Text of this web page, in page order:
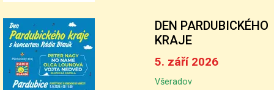
DEN PARDUBICKÉHO
KRAJE
5. září 2026
Všeradov